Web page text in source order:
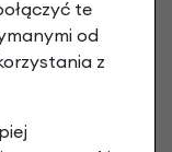
składane.
że
wielki
te
od
z